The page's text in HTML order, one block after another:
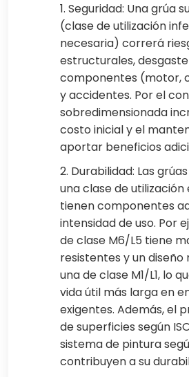
1. Seguridad: Una grúa
(clase de utilización
necesaria) correrá
estructurales,
componentes (motor,
y accidentes. Por el
sobredimensionada
costo inicial y el
aportar beneficios
2. Durabilidad: Las
una clase de
tienen componentes
intensidad de uso. Por
de clase M6/L5 tiene
resistentes y un
una de clase M1/L1, lo
vida útil más larga en
exigentes. Además, el
de superficies según
sistema de pintura
contribuyen a su